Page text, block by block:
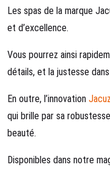
Les spas de la marque
et d’excellence.
Vous pourrez ainsi
détails, et la justesse
En outre, l’innovation
qui brille par sa
beauté.
Disponibles dans notre